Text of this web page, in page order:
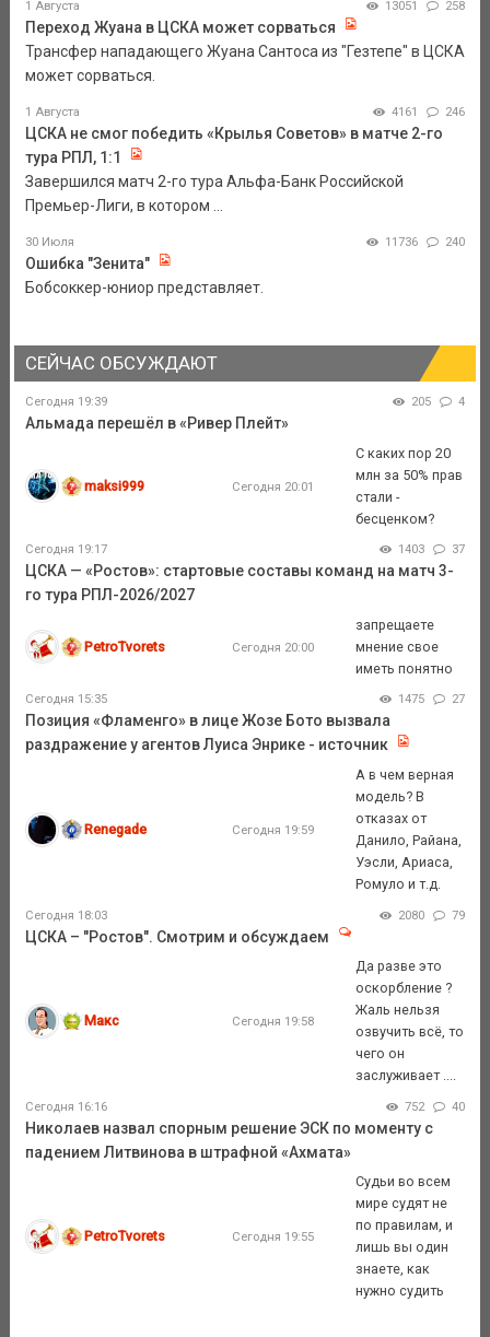
1 Августа 13051 258
Переход Жуана в ЦСКА может сорваться
Трансфер нападающего Жуана Сантоса из "Гезтепе" в ЦСКА
может сорваться.
1 Августа 4161 246
ЦСКА не смог победить «Крылья Советов» в матче 2-го
тура РПЛ, 1:1
Завершился матч 2-го тура Альфа-Банк Российской
Премьер-Лиги, в котором ...
30 Июля 11736 240
Ошибка "Зенита"
Бобсоккер-юниор представляет.
СЕЙЧАС ОБСУЖДАЮТ
Сегодня 19:39 205 4
Альмада перешёл в «Ривер Плейт»
maksi999 Сегодня 20:01
С каких пор 20
млн за 50% прав
стали -
бесценком?
Сегодня 19:17 1403 37
ЦСКА — «Ростов»: стартовые составы команд на матч 3-
го тура РПЛ-2026/2027
PetroTvorets Сегодня 20:00
запрещаете
мнение свое
иметь понятно
Сегодня 15:35 1475 27
Позиция «Фламенго» в лице Жозе Бото вызвала
раздражение у агентов Луиса Энрике - источник
Renegade Сегодня 19:59
А в чем верная
модель? В
отказах от
Данило, Райана,
Уэсли, Ариаса,
Ромуло и т.д.
Сегодня 18:03 2080 79
ЦСКА – "Ростов". Смотрим и обсуждаем
Макс Сегодня 19:58
Да разве это
оскорбление ?
Жаль нельзя
озвучить всё, то
чего он
заслуживает ....
Сегодня 16:16 752 40
Николаев назвал спорным решение ЭСК по моменту с
падением Литвинова в штрафной «Ахмата»
PetroTvorets Сегодня 19:55
Судьи во всем
мире судят не
по правилам, и
лишь вы один
знаете, как
нужно судить